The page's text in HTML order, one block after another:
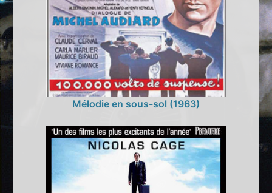
Mélodie en sous-sol (1963)